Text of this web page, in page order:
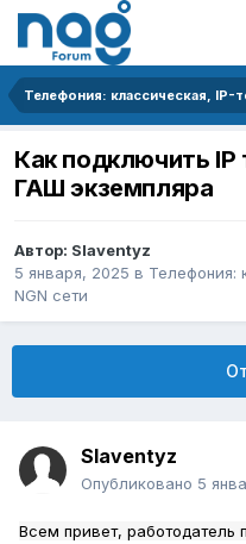
Как подключить
ГАШ экземпляра
Автор: Slaventyz
5 января, 2025 в Телефония:
NGN сети
Slaventyz
Опубликовано 5
Всем привет, работодатель